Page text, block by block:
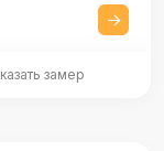
замер